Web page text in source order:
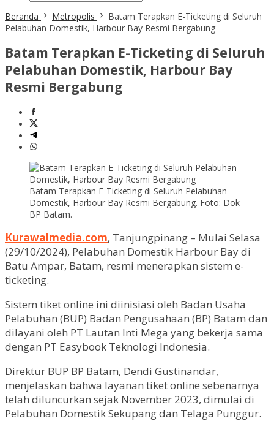
Beranda Metropolis
Batam Terapkan E-Ticketing di Seluruh
Pelabuhan Domestik, Harbour Bay Resmi Bergabung
Batam Terapkan E-Ticketing di Seluruh
Pelabuhan Domestik, Harbour Bay
Resmi Bergabung
Batam Terapkan E-Ticketing di Seluruh Pelabuhan
Domestik, Harbour Bay Resmi Bergabung. Foto: Dok
BP Batam.
Kurawalmedia.com, Tanjungpinang – Mulai Selasa
(29/10/2024), Pelabuhan Domestik Harbour Bay di
Batu Ampar, Batam, resmi menerapkan sistem e-
ticketing.
Sistem tiket online ini diinisiasi oleh Badan Usaha
Pelabuhan (BUP) Badan Pengusahaan (BP) Batam dan
dilayani oleh PT Lautan Inti Mega yang bekerja sama
dengan PT Easybook Teknologi Indonesia.
Direktur BUP BP Batam, Dendi Gustinandar,
menjelaskan bahwa layanan tiket online sebenarnya
telah diluncurkan sejak November 2023, dimulai di
Pelabuhan Domestik Sekupang dan Telaga Punggur.